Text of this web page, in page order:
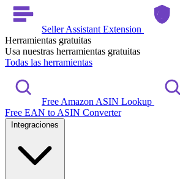
Seller Assistant Extension
Herramientas gratuitas
Usa nuestras herramientas gratuitas
Todas las herramientas
Free Amazon ASIN Lookup
Free EAN to ASIN Converter